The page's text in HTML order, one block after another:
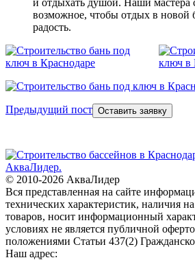
возможное, чтобы отдых в новой
радость.
Оставить заявку
Предыдущий пост
© 2010-2026 АкваЛидер
Вся представленная на сайте
технических характеристик, наличия
товаров, носит информационный
условиях не является публичной
положениями Статьи 437(2)
Наш адрес: